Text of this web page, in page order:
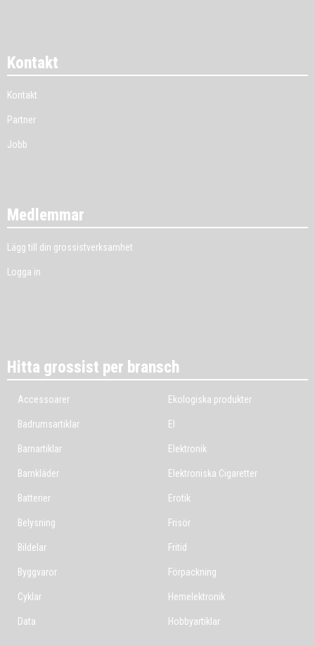
Kontakt
Kontakt
Partner
Jobb
Medlemmar
Lägg till din grossistverksamhet
Logga in
Hitta grossist per bransch
Accessoarer
Badrumsartiklar
Barnartiklar
Barnkläder
Batterier
Belysning
Bildelar
Byggvaror
Cyklar
Data
Ekologiska produkter
El
Elektronik
Elektroniska Cigaretter
Erotik
Frisör
Fritid
Förpackning
Hemelektronik
Hobbyartiklar